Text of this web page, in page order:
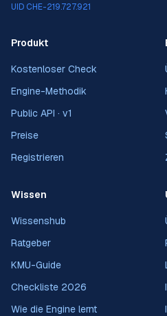
UID CHE-219.727.921
Produkt
Kostenloser Check
Engine-Methodik
Public API · v1
Preise
Registrieren
Wissen
Wissenshub
Ratgeber
KMU-Guide
Checkliste 2026
Wie die Engine lernt